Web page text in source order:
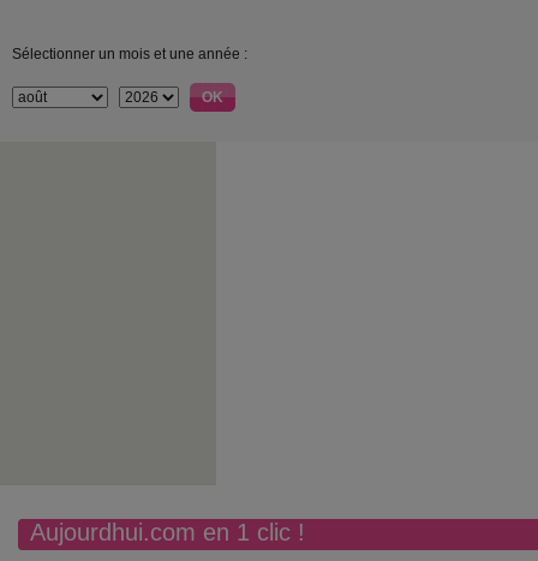
Sélectionner un mois et une année :
Aujourdhui.com en 1 clic !